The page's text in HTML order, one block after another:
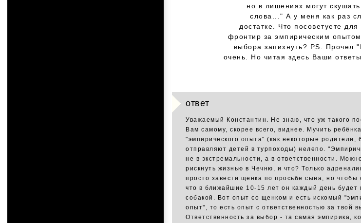
но в лишениях могут
слова..." А у меня как раз
достатке. Что посоветуете
фронтир за эмпирическим
выбора запихнуть? PS. Прочел
очень. Но читая здесь Ваши
ответ
Уважаемый Константин. Не знаю, что уж такого
Вам самому, скорее всего, виднее. Мучить
"эмпирического опыта" (как некоторые родители,
отправляют детей в турпоходы) нелепо.
не в экстремальности, а в ответственности.
рискнуть жизнью в Чечню, и что? Только
просто завести щенка по просьбе сына, но чтобы
что в ближайшие 10-15 лет он каждый день будет
собакой. Вот опыт со щенком и есть искомый
опыт", то есть опыт с ответственностью за твой
Ответственность за выбор - та самая эмпирика,